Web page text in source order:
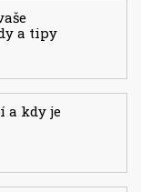
a tipy
a kdy je